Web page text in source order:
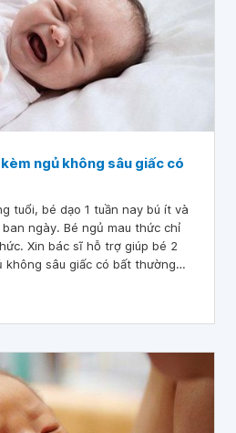
ngủ không sâu giấc có
tuổi, bé dạo 1 tuần nay bú ít và
ngày. Bé ngủ mau thức chỉ
Xin bác sĩ hỗ trợ giúp bé 2
sâu giấc có bất thường